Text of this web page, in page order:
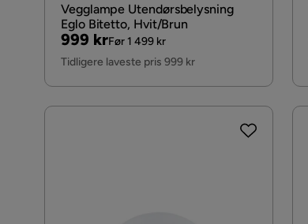
Vegglampe Utendørsbelysning
Eglo Bitetto, Hvit/Brun
Pris
999 kr
Original
Pris
Før 1 499 kr
Tidligere laveste pris 999 kr